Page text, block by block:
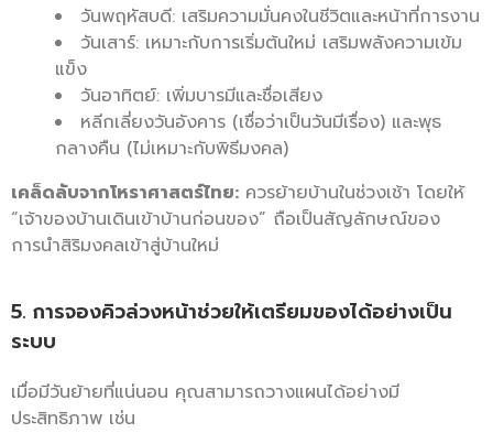
วันพฤหัสบดี: เสริมความมั่นคงในชีวิตและหน้าที่การงาน
วันเสาร์: เหมาะกับการเริ่มต้นใหม่ เสริมพลังความเข้ม
แข็ง
วันอาทิตย์: เพิ่มบารมีและชื่อเสียง
หลีกเลี่ยงวันอังคาร (เชื่อว่าเป็นวันมีเรื่อง) และพุธ
กลางคืน (ไม่เหมาะกับพิธีมงคล)
เคล็ดลับจากโหราศาสตร์ไทย: ควรย้ายบ้านในช่วงเช้า โดยให้
“เจ้าของบ้านเดินเข้าบ้านก่อนของ” ถือเป็นสัญลักษณ์ของ
การนำสิริมงคลเข้าสู่บ้านใหม่
5. การจองคิวล่วงหน้าช่วยให้เตรียมของได้อย่างเป็น
ระบบ
เมื่อมีวันย้ายที่แน่นอน คุณสามารถวางแผนได้อย่างมี
ประสิทธิภาพ เช่น